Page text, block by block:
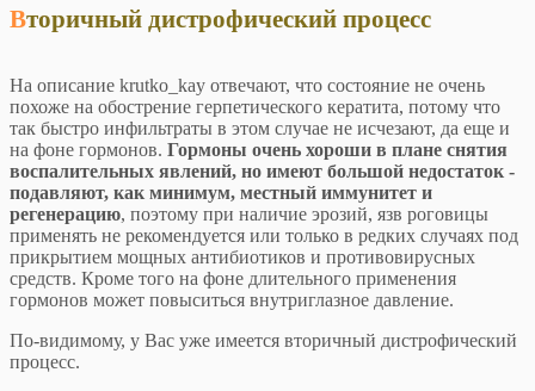
Вторичный дистрофический процесс
На описание krutko_kay отвечают, что состояние не очень
похоже на обострение герпетического кератита, потому что
так быстро инфильтраты в этом случае не исчезают, да еще и
на фоне гормонов. Гормоны очень хороши в плане снятия
воспалительных явлений, но имеют большой недостаток -
подавляют, как минимум, местный иммунитет и
регенерацию, поэтому при наличие эрозий, язв роговицы
применять не рекомендуется или только в редких случаях под
прикрытием мощных антибиотиков и противовирусных
средств. Кроме того на фоне длительного применения
гормонов может повыситься внутриглазное давление.
По-видимому, у Вас уже имеется вторичный дистрофический
процесс.